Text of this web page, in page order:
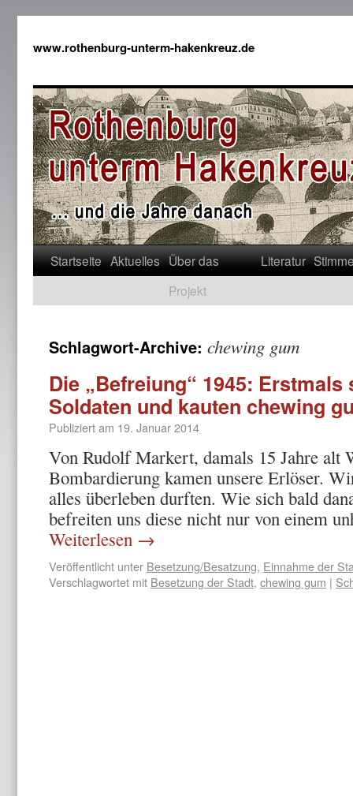
www.rothenburg-unterm-hakenkreuz.de
Startseite Aktuelles Über das
Projekt
Literatur
Schlagwort-Archive: chewing gum
Die „Befreiung“ 1945:
Soldaten und kauten chewing
Publiziert am 19. Januar 2014
Von Rudolf Markert, damals 15 Jahre alt
Bombardierung kamen unsere Erlö­ser.
alles überleben durften. Wie sich bald
befreiten uns diese nicht nur von einem
Weiterlesen →
Veröffentlicht unter Besetzung/Besatzung, Einnahme der
Verschlagwortet mit Besetzung der Stadt, chewing gum |